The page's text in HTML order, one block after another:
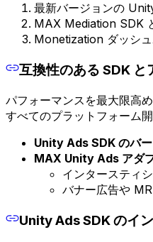
最新バージョンの
MAX Mediation SDK
Monetization ダッシ
互換性のある SDK
パフォーマンスを最大限高
すべてのプラットフォーム
Unity Ads SDK のバ
MAX Unity Ads アダ
インタースティ
バナー広告や
Unity Ads SDK のイ